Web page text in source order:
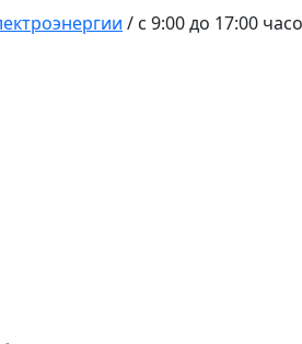
/ с 9:00 до 17:00